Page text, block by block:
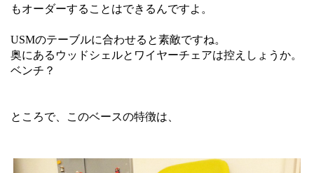
もオーダーすることはできるんですよ。
USMのテーブルに合わせると素敵ですね。
奥にあるウッドシェルとワイヤーチェアは控えしょうか。
ベンチ？
ところで、このベースの特徴は、